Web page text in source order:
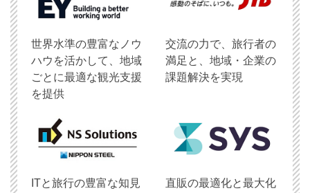
世界水準の豊富なノウ
ハウを活かして、地域
ごとに最適な観光支援
を提供
交流の力で、旅行者の
満足と、地域・企業の
課題解決を実現
ITと旅行の豊富な知見
直販の最適化と最大化